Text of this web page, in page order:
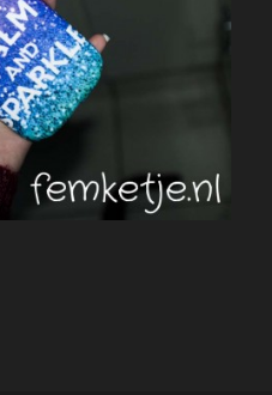
Ontworpen Telefoonhoesje